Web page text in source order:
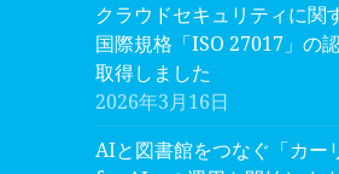
クラウドセキュリティに関
国際規格「ISO 27017」の
取得しました
2026年3月16日
AIと図書館をつなぐ「カー